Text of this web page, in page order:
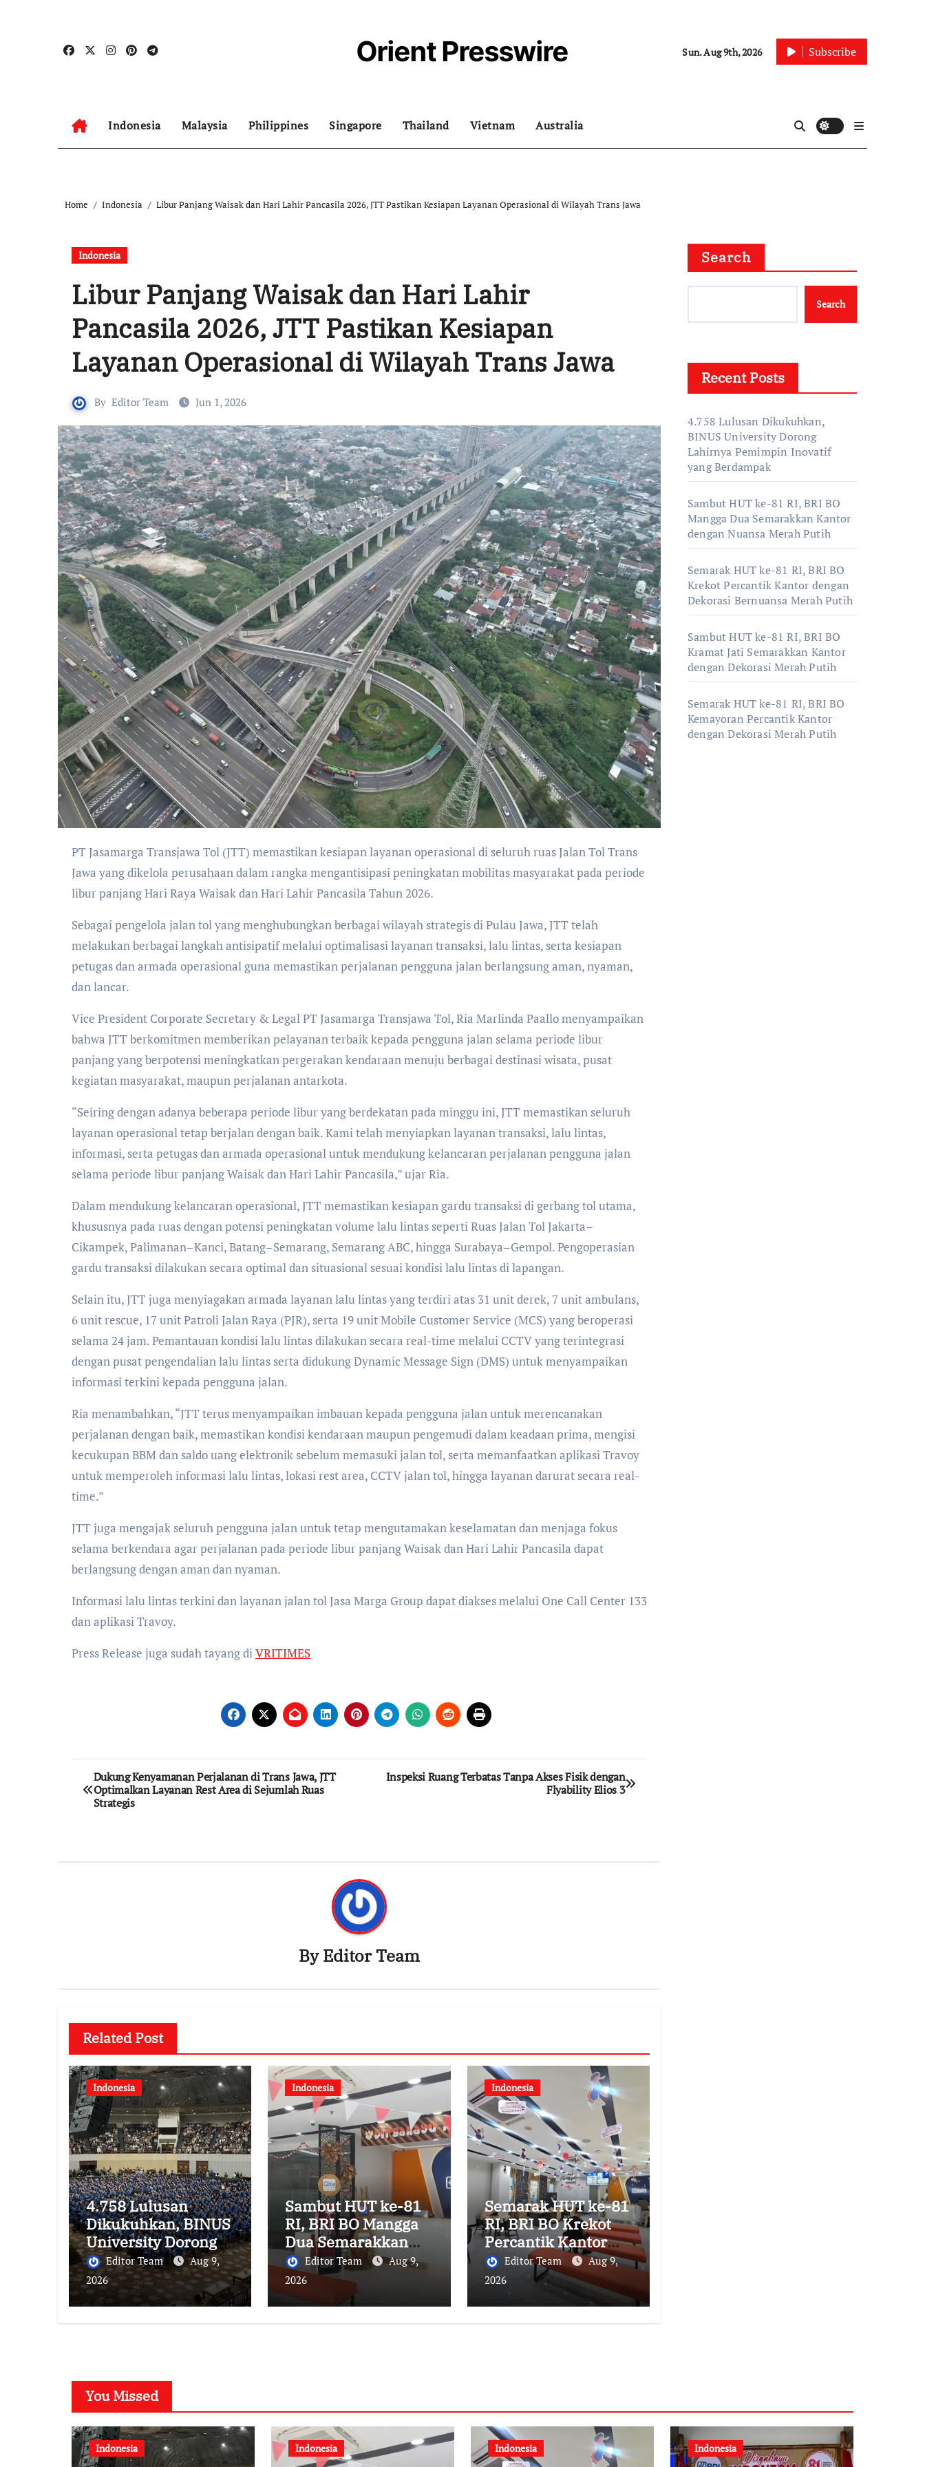
Orient Presswire Sun. Aug 9th, 2026 Subscribe
Indonesia Malaysia Philippines Singapore Thailand Vietnam Australia
Home Indonesia Libur Panjang Waisak dan Hari Lahir Pancasila 2026, JTT Pastikan Kesiapan Layanan Operasional di Wilayah Trans Jawa
Indonesia
Libur Panjang Waisak dan Hari Lahir
Pancasila 2026, JTT Pastikan Kesiapan
Layanan Operasional di Wilayah Trans Jawa
By Editor Team Jun 1, 2026
PT Jasamarga Transjawa Tol (JTT) memastikan kesiapan layanan operasional di seluruh ruas Jalan Tol Trans
Jawa yang dikelola perusahaan dalam rangka mengantisipasi peningkatan mobilitas masyarakat pada periode
libur panjang Hari Raya Waisak dan Hari Lahir Pancasila Tahun 2026.
Sebagai pengelola jalan tol yang menghubungkan berbagai wilayah strategis di Pulau Jawa, JTT telah
melakukan berbagai langkah antisipatif melalui optimalisasi layanan transaksi, lalu lintas, serta kesiapan
petugas dan armada operasional guna memastikan perjalanan pengguna jalan berlangsung aman, nyaman,
dan lancar.
Vice President Corporate Secretary & Legal PT Jasamarga Transjawa Tol, Ria Marlinda Paallo menyampaikan
bahwa JTT berkomitmen memberikan pelayanan terbaik kepada pengguna jalan selama periode libur
panjang yang berpotensi meningkatkan pergerakan kendaraan menuju berbagai destinasi wisata, pusat
kegiatan masyarakat, maupun perjalanan antarkota.
“Seiring dengan adanya beberapa periode libur yang berdekatan pada minggu ini, JTT memastikan seluruh
layanan operasional tetap berjalan dengan baik. Kami telah menyiapkan layanan transaksi, lalu lintas,
informasi, serta petugas dan armada operasional untuk mendukung kelancaran perjalanan pengguna jalan
selama periode libur panjang Waisak dan Hari Lahir Pancasila,” ujar Ria.
Dalam mendukung kelancaran operasional, JTT memastikan kesiapan gardu transaksi di gerbang tol utama,
khususnya pada ruas dengan potensi peningkatan volume lalu lintas seperti Ruas Jalan Tol Jakarta–
Cikampek, Palimanan–Kanci, Batang–Semarang, Semarang ABC, hingga Surabaya–Gempol. Pengoperasian
gardu transaksi dilakukan secara optimal dan situasional sesuai kondisi lalu lintas di lapangan.
Selain itu, JTT juga menyiagakan armada layanan lalu lintas yang terdiri atas 31 unit derek, 7 unit ambulans,
6 unit rescue, 17 unit Patroli Jalan Raya (PJR), serta 19 unit Mobile Customer Service (MCS) yang beroperasi
selama 24 jam. Pemantauan kondisi lalu lintas dilakukan secara real-time melalui CCTV yang terintegrasi
dengan pusat pengendalian lalu lintas serta didukung Dynamic Message Sign (DMS) untuk menyampaikan
informasi terkini kepada pengguna jalan.
Ria menambahkan, “JTT terus menyampaikan imbauan kepada pengguna jalan untuk merencanakan
perjalanan dengan baik, memastikan kondisi kendaraan maupun pengemudi dalam keadaan prima, mengisi
kecukupan BBM dan saldo uang elektronik sebelum memasuki jalan tol, serta memanfaatkan aplikasi Travoy
untuk memperoleh informasi lalu lintas, lokasi rest area, CCTV jalan tol, hingga layanan darurat secara real-
time.”
JTT juga mengajak seluruh pengguna jalan untuk tetap mengutamakan keselamatan dan menjaga fokus
selama berkendara agar perjalanan pada periode libur panjang Waisak dan Hari Lahir Pancasila dapat
berlangsung dengan aman dan nyaman.
Informasi lalu lintas terkini dan layanan jalan tol Jasa Marga Group dapat diakses melalui One Call Center 133
dan aplikasi Travoy.
Press Release juga sudah tayang di VRITIMES
Post
navigation
Dukung Kenyamanan Perjalanan di Trans Jawa, JTT
Optimalkan Layanan Rest Area di Sejumlah Ruas
Strategis
Inspeksi Ruang Terbatas Tanpa Akses Fisik dengan
Flyability Elios 3
ByEditor Team
Related Post
Indonesia
4.758 Lulusan
Dikukuhkan, BINUS
University Dorong
Lahirnya Pemimpin
Inovatif yang
Berdampak
Editor Team
Aug 9,
2026
Indonesia
Sambut HUT ke-81
RI, BRI BO Mangga
Dua Semarakkan
Kantor dengan
Nuansa Merah Putih
Editor Team
Aug 9,
2026
Indonesia
Semarak HUT ke-81
RI, BRI BO Krekot
Percantik Kantor
dengan Dekorasi
Bernuansa Merah
Putih
Editor Team
Aug 9,
2026
Search
Search
Recent Posts
4.758 Lulusan Dikukuhkan,
BINUS University Dorong
Lahirnya Pemimpin Inovatif
yang Berdampak
Sambut HUT ke-81 RI, BRI BO
Mangga Dua Semarakkan Kantor
dengan Nuansa Merah Putih
Semarak HUT ke-81 RI, BRI BO
Krekot Percantik Kantor dengan
Dekorasi Bernuansa Merah Putih
Sambut HUT ke-81 RI, BRI BO
Kramat Jati Semarakkan Kantor
dengan Dekorasi Merah Putih
Semarak HUT ke-81 RI, BRI BO
Kemayoran Percantik Kantor
dengan Dekorasi Merah Putih
You Missed
Indonesia Indonesia Indonesia Indonesia